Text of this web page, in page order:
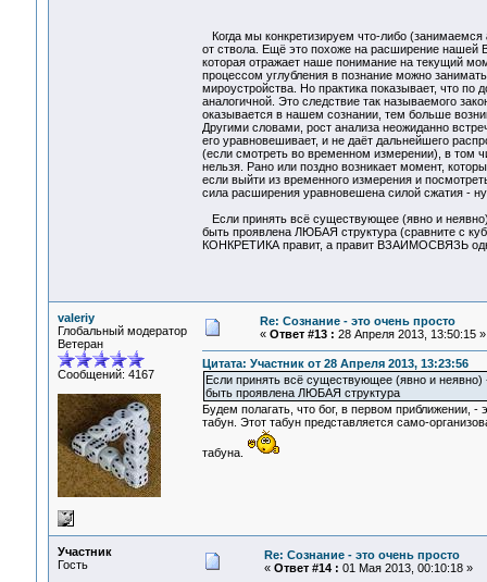
Когда мы конкретизируем что-либо (занимаемся
от ствола. Ещё это похоже на расширение нашей
которая отражает наше понимание на текущий
процессом углубления в познание можно
мироустройства. Но практика показывает, что по
аналогичной. Это следствие так называемого
оказывается в нашем сознании, тем больше
Другими словами, рост анализа неожиданно
его уравновешивает, и не даёт дальнейшего
(если смотреть во временном измерении), в том
нельзя. Рано или поздно возникает момент,
если выйти из временного измерения и
сила расширения уравновешена силой сжатия -
Если принять всё существующее (явно и
быть проявлена ЛЮБАЯ структура (сравните с
КОНКРЕТИКА правит, а правит ВЗАИМОСВЯЗЬ
valeriy
Глобальный модератор
Ветеран
Сообщений: 4167
Re: Сознание - это очень просто
« Ответ #13 : 28 Апреля 2013, 13:50:15 »
Цитата: Участник от 28 Апреля 2013, 13:23:56
Если принять всё существующее (явно и неявно)
быть проявлена ЛЮБАЯ структура
Будем полагать, что бог, в первом приближении, -
табун. Этот табун представляется само-
табуна.
Участник
Гость
Re: Сознание - это очень просто
« Ответ #14 : 01 Мая 2013, 00:10:18 »